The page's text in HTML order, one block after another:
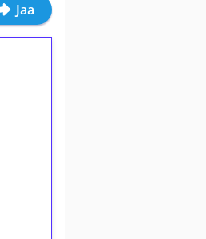
Jaa